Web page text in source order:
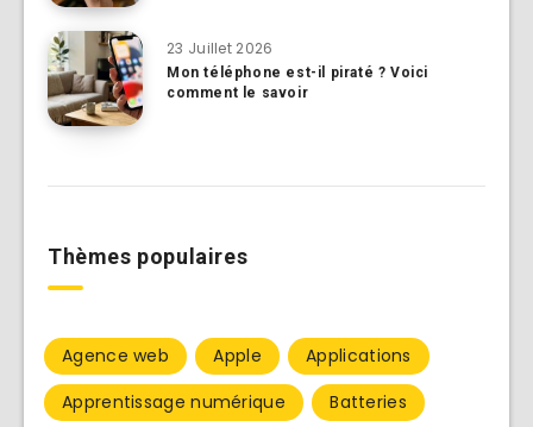
23 Juillet 2026
Mon téléphone est-il piraté ? Voici
comment le savoir
Thèmes populaires
Agence web Apple
Applications
Apprentissage numérique
Batteries